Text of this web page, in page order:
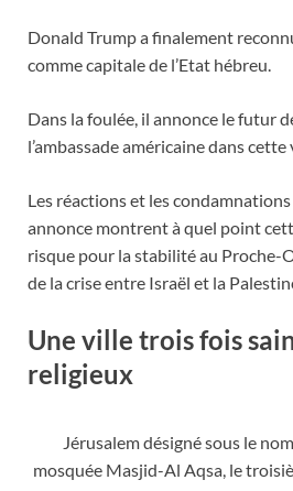
Donald Trump a finalement
comme capitale de l’Etat hébreu.
Dans la foulée, il annonce le futur
l’ambassade américaine dans cette
Les réactions et les
annonce montrent à quel point
risque pour la stabilité au Proche-
de la crise entre Israël et la
Une ville trois fois
religieux
Jérusalem désigné sous le
mosquée Masjid-Al Aqsa, le